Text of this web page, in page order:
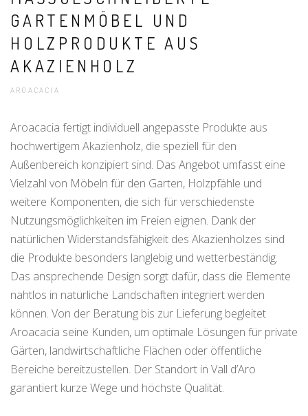
ARTENMÖBEL UND H
OLZPRODUKTE AUS A
KAZIENHOLZ
AROACACIA
Aroacacia fertigt individuell angepasste Produkte aus
hochwertigem Akazienholz, die speziell für den
Außenbereich konzipiert sind. Das Angebot umfasst eine
Vielzahl von Möbeln für den Garten, Holzpfähle und
weitere Komponenten, die sich für verschiedenste
Nutzungsmöglichkeiten im Freien eignen. Dank der
natürlichen Widerstandsfähigkeit des Akazienholzes sind
die Produkte besonders langlebig und wetterbeständig.
Das ansprechende Design sorgt dafür, dass die Elemente
nahtlos in natürliche Landschaften integriert werden
können. Von der Beratung bis zur Lieferung begleitet
Aroacacia seine Kunden, um optimale Lösungen für private
Gärten, landwirtschaftliche Flächen oder öffentliche
Bereiche bereitzustellen. Der Standort in Vall d’Aro
garantiert kurze Wege und höchste Qualität.